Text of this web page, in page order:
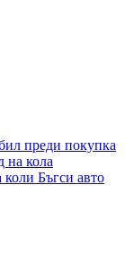
преди покупка
на кола
Бъгси авто